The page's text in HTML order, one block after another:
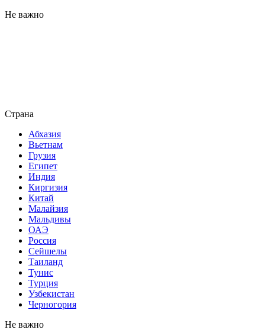
Не важно
Страна
Абхазия
Вьетнам
Грузия
Египет
Индия
Киргизия
Китай
Малайзия
Мальдивы
ОАЭ
Россия
Сейшелы
Таиланд
Тунис
Турция
Узбекистан
Черногория
Не важно